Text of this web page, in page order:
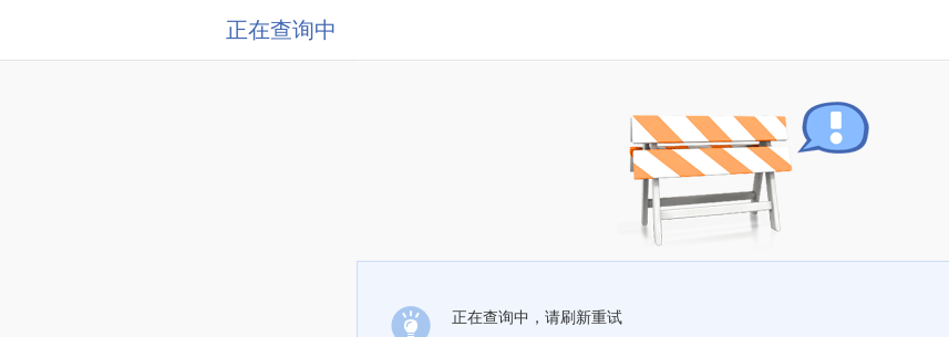
正在查询中
正在查询中，请刷新重试